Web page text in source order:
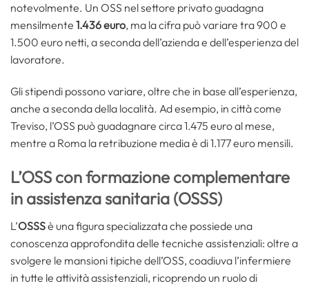
notevolmente. Un OSS nel settore privato guadagna
mensilmente 1.436 euro, ma la cifra può variare tra 900 e
1.500 euro netti, a seconda dell’azienda e dell’esperienza del
lavoratore.
Gli stipendi possono variare, oltre che in base all’esperienza,
anche a seconda della località. Ad esempio, in città come
Treviso, l’OSS può guadagnare circa 1.475 euro al mese,
mentre a Roma la retribuzione media è di 1.177 euro mensili.
L’OSS con formazione complementare
in assistenza sanitaria (OSSS)
L’OSSSè una figura specializzata che possiede una
conoscenza approfondita delle tecniche assistenziali: oltre a
svolgere le mansioni tipiche dell’OSS, coadiuva l’infermiere
in tutte le attività assistenziali, ricoprendo un ruolo di